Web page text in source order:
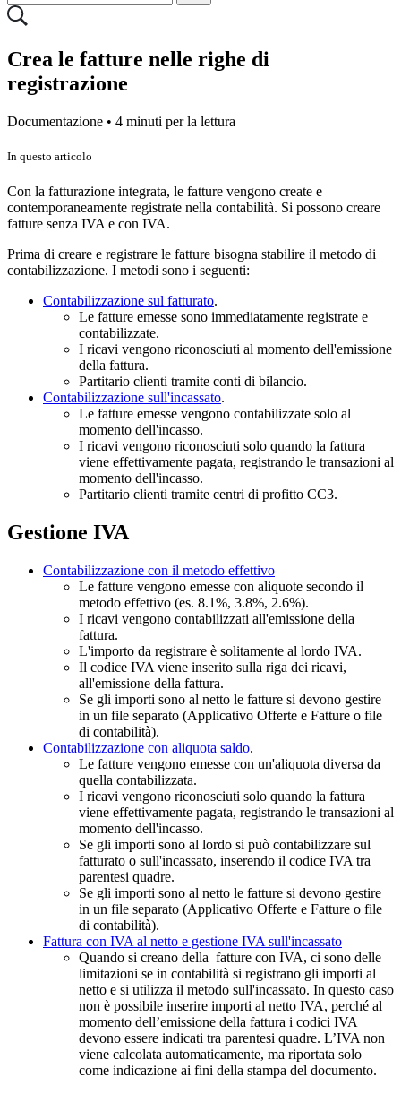
Crea le fatture nelle righe di
registrazione
Documentazione • 4 minuti per la lettura
In questo articolo
Con la fatturazione integrata, le fatture vengono create e
contemporaneamente registrate nella contabilità. Si possono creare
fatture senza IVA e con IVA.
Prima di creare e registrare le fatture bisogna stabilire il metodo di
contabilizzazione. I metodi sono i seguenti:
Contabilizzazione sul fatturato.
Le fatture emesse sono immediatamente registrate e
contabilizzate.
I ricavi vengono riconosciuti al momento dell'emissione
della fattura.
Partitario clienti tramite conti di bilancio.
Contabilizzazione sull'incassato.
Le fatture emesse vengono contabilizzate solo al
momento dell'incasso.
I ricavi vengono riconosciuti solo quando la fattura
viene effettivamente pagata, registrando le transazioni al
momento dell'incasso.
Partitario clienti tramite centri di profitto CC3.
Gestione IVA
Contabilizzazione con il metodo effettivo
Le fatture vengono emesse con aliquote secondo il
metodo effettivo (es. 8.1%, 3.8%, 2.6%).
I ricavi vengono contabilizzati all'emissione della
fattura.
L'importo da registrare è solitamente al lordo IVA.
Il codice IVA viene inserito sulla riga dei ricavi,
all'emissione della fattura.
Se gli importi sono al netto le fatture si devono gestire
in un file separato (Applicativo Offerte e Fatture o file
di contabilità).
Contabilizzazione con aliquota saldo.
Le fatture vengono emesse con un'aliquota diversa da
quella contabilizzata.
I ricavi vengono riconosciuti solo quando la fattura
viene effettivamente pagata, registrando le transazioni al
momento dell'incasso.
Se gli importi sono al lordo si può contabilizzare sul
fatturato o sull'incassato, inserendo il codice IVA tra
parentesi quadre.
Se gli importi sono al netto le fatture si devono gestire
in un file separato (Applicativo Offerte e Fatture o file
di contabilità).
Fattura con IVA al netto e gestione IVA sull'incassato
Quando si creano della fatture con IVA, ci sono delle
limitazioni se in contabilità si registrano gli importi al
netto e si utilizza il metodo sull'incassato. In questo caso
non è possibile inserire importi al netto IVA, perché al
momento dell’emissione della fattura i codici IVA
devono essere indicati tra parentesi quadre. L’IVA non
viene calcolata automaticamente, ma riportata solo
come indicazione ai fini della stampa del documento.